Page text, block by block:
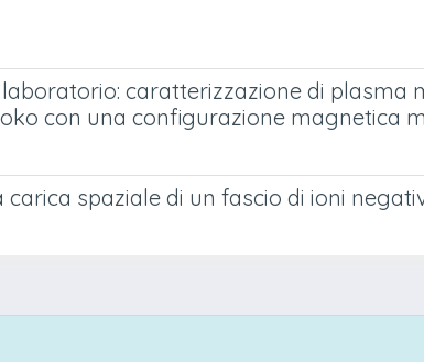
caratterizzazione di plasma
con una configurazione magnetica
spaziale di un fascio di ioni